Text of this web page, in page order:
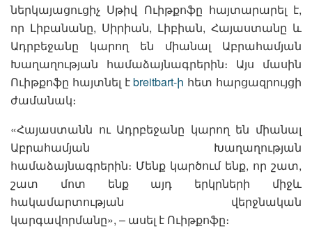
ներկայացուցիչ Սթիվ Ուիթքոֆը հայտարարել է,
որ Լիբանանը, Սիրիան, Լիբիան, Հայաստանը և
Ադրբեջանը կարող են միանալ Աբրահամյան
Խաղաղության համաձայնագրերին։ Այս մասին
Ուիթքոֆը հայտնել էbreitbart-ի հետ հարցազրույցի
ժամանակ։
«Հայաստանն ու Ադրբեջանը կարող են միանալ
Աբրահամյան Խաղաղության
համաձայնագրերին։ Մենք կարծում ենք, որ շատ,
շատ մոտ ենք այդ երկրների միջև
հակամարտության վերջնական
կարգավորմանը», – ասել է Ուիթքոֆը։